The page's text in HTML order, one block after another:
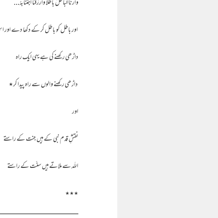
وارناالباطلَ باطلاً وارزقنا اجتنابہُ...
اور باطل کو باطل کر کے دکھا دے اور
داڑھی رکھنے کی ہے یہی ایک راہ
داڑھی رکھنے والوں سے راہ پیدا کر٭
اور
نقشِ قدم نبی کے ہیں جنت کے راستے
اللہ سے ملاتے ہیں سنّت کے راستے
٭٭٭